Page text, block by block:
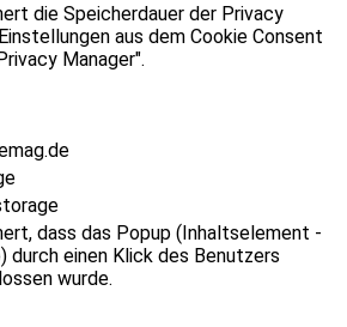
die Speicherdauer der Privacy
aus dem Cookie Consent
Manager".
dass das Popup (Inhaltselement -
durch einen Klick des Benutzers
wurde.